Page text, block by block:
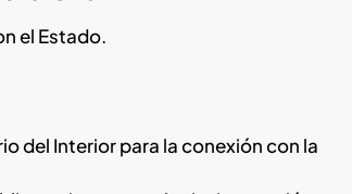
el Estado.
del Interior para la conexión con la